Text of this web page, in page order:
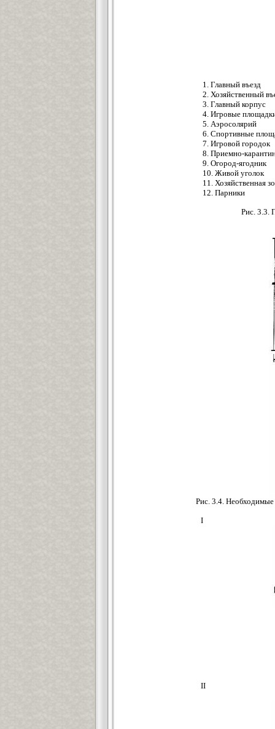
1. Главный въезд
2. Хозяйственный
3. Главный корпус
4. Игровые
5. Аэросолярий
6. Спортивные
7. Игровой городок
8. Приемно-
9. Огород-ягодник
10. Живой уголок
11. Хозяйственная
12. Парники
Рис. 3.3.
Рис. 3.4. Необходимые
I
II